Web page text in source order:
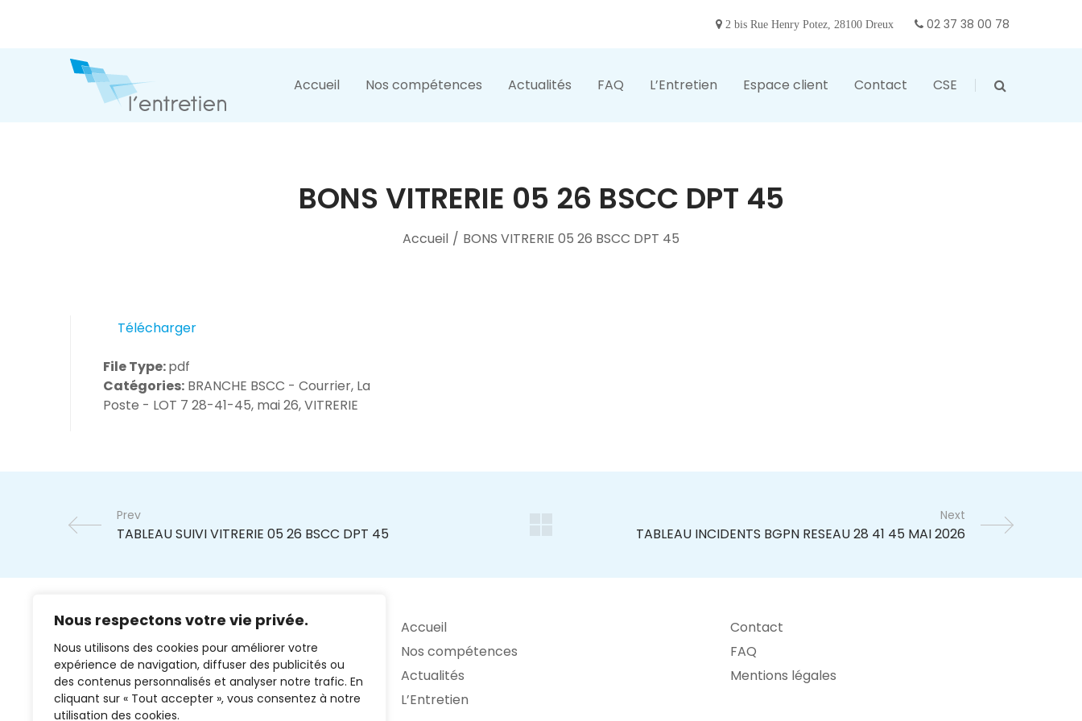
Nous respectons votre vie privée.
Nous utilisons des cookies pour améliorer votre
expérience de navigation, diffuser des publicités ou
des contenus personnalisés et analyser notre trafic. En
cliquant sur « Tout accepter », vous consentez à notre
utilisation des cookies.
2 bis Rue Henry Potez, 28100 Dreux 02 37 38 00 78
Accueil Nos compétences Actualités FAQ L’Entretien Espace client Contact CSE
BONS VITRERIE 05 26 BSCC DPT 45
Accueil / BONS VITRERIE 05 26 BSCC DPT 45
Télécharger
File Type:pdf
Catégories: BRANCHE BSCC - Courrier, La
Poste - LOT 7 28-41-45, mai 26, VITRERIE
Prev Next
02 37 38 00 78
Accueil
Nos compétences
Actualités
L’Entretien
Contact
FAQ
Mentions légales